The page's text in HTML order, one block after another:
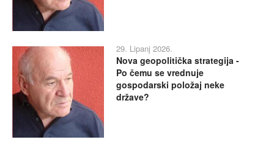
29. Lipanj 2026.
Nova geopolitička strategija -
Po čemu se vrednuje
gospodarski položaj neke
države?